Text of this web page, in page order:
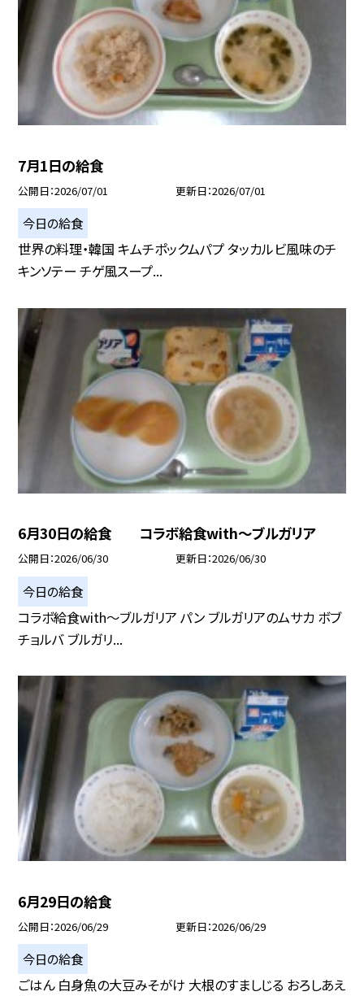
7月1日の給食
公開日 2026/07/01 更新日 2026/07/01
今日の給食
世界の料理・韓国 キムチポックムパプ タッカルビ風味のチ
キンソテー チゲ風スープ...
6月30日の給食 コラボ給食with～ブルガリア
公開日 2026/06/30 更新日 2026/06/30
今日の給食
コラボ給食with～ブルガリア パン ブルガリアのムサカ ボブ
チョルバ ブルガリ...
6月29日の給食
公開日 2026/06/29 更新日 2026/06/29
今日の給食
ごはん 白身魚の大豆みそがけ 大根のすましじる おろしあえ